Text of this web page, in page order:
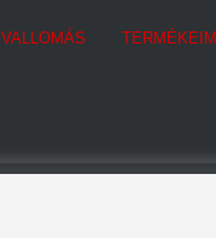
VALLOMÁS TERMÉKEIM